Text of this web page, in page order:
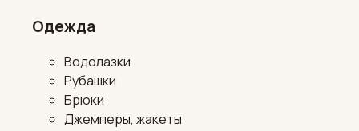
Одежда
Водолазки
Рубашки
Брюки
Джемперы, жакеты